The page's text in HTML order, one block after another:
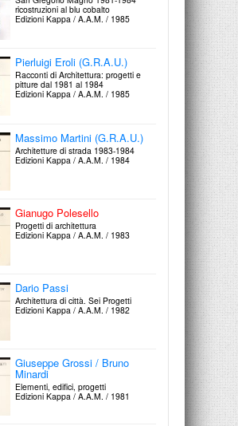
Magma Editrice / 1978
Magma Editrice / 1978
Magma Editrice / 1977
Alessandra Muntoni, Marcello
Pazzaglini
Magma Editrice / 1977
Magma Editrice / 1976
ricostruzioni al blu cobalto
Edizioni Kappa / A.A.M. / 1985
Pierluigi Eroli (G.R.A.U.)
Racconti di Architettura: progetti e
pitture dal 1981 al 1984
Edizioni Kappa / A.A.M. / 1985
Massimo Martini (G.R.A.U.)
Architetture di strada 1983-1984
Edizioni Kappa / A.A.M. / 1984
Gianugo Polesello
Progetti di architettura
Edizioni Kappa / A.A.M. / 1983
Dario Passi
Architettura di città. Sei Progetti
Edizioni Kappa / A.A.M. / 1982
Giuseppe Grossi / Bruno
Minardi
Elementi, edifici, progetti
Edizioni Kappa / A.A.M. / 1981